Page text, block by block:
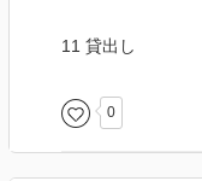
11 貸出し
0